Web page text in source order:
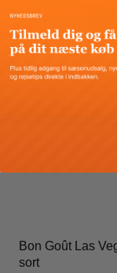
Bon Goût Las
sort